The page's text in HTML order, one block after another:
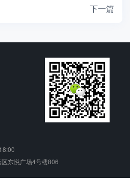
下一篇
东悦广场4号楼806